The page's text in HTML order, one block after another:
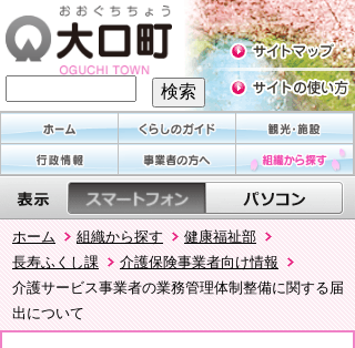
ホーム 組織から探す
健康福祉部
長寿ふくし課
介護保険事業者向け情報
介護サービス事業者の業務管理体制整備に関する届
出について